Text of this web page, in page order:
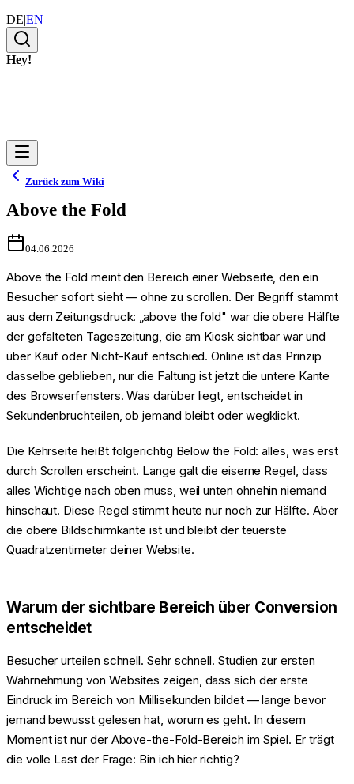
DE|EN
Hey!
Zurück zum Wiki
Above the Fold
04.06.2026
Above the Fold meint den Bereich einer Webseite, den ein
Besucher sofort sieht — ohne zu scrollen. Der Begriff stammt
aus dem Zeitungsdruck: „above the fold" war die obere Hälfte
der gefalteten Tageszeitung, die am Kiosk sichtbar war und
über Kauf oder Nicht-Kauf entschied. Online ist das Prinzip
dasselbe geblieben, nur die Faltung ist jetzt die untere Kante
des Browserfensters. Was darüber liegt, entscheidet in
Sekundenbruchteilen, ob jemand bleibt oder wegklickt.
Die Kehrseite heißt folgerichtig Below the Fold: alles, was erst
durch Scrollen erscheint. Lange galt die eiserne Regel, dass
alles Wichtige nach oben muss, weil unten ohnehin niemand
hinschaut. Diese Regel stimmt heute nur noch zur Hälfte. Aber
die obere Bildschirmkante ist und bleibt der teuerste
Quadratzentimeter deiner Website.
Warum der sichtbare Bereich über Conversion
entscheidet
Besucher urteilen schnell. Sehr schnell. Studien zur ersten
Wahrnehmung von Websites zeigen, dass sich der erste
Eindruck im Bereich von Millisekunden bildet — lange bevor
jemand bewusst gelesen hat, worum es geht. In diesem
Moment ist nur der Above-the-Fold-Bereich im Spiel. Er trägt
die volle Last der Frage: Bin ich hier richtig?